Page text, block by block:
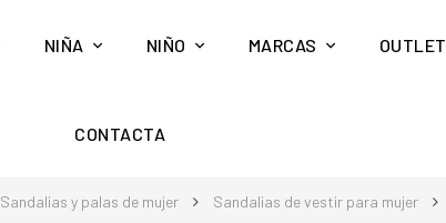
NIÑA NIÑO MARCAS OUTLET
CONTACTA
Sandalias y palas de mujer Sandalias de vestir para mujer